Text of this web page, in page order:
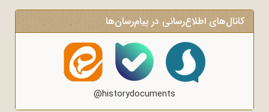
کانال‌های اطلاع‌رسانی در پیام‌رسان‌ها
@historydocuments